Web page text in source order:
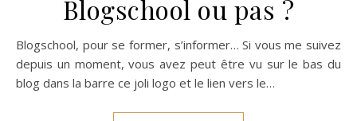
Blogschool ou pas ?
Blogschool, pour se former, s’informer… Si vous me suivez
depuis un moment, vous avez peut être vu sur le bas du
blog dans la barre ce joli logo et le lien vers le…